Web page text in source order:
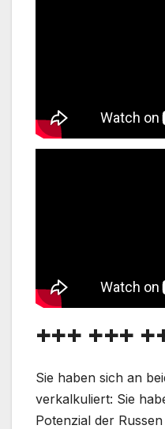
+++ +++
Sie haben sich an
verkalkuliert: Sie
Potenzial der